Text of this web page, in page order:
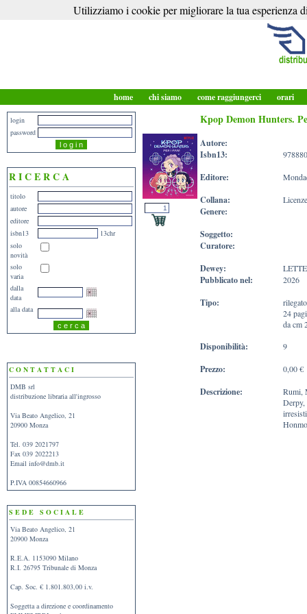
home chi siamo come raggiungerci orari
login
password
R I C E R C A
titolo
autore
editore
isbn13
13chr
solo
novità
solo
varia
dalla
data
alla data
C O N T A T T A C I
DMB srl
distribuzione libraria all'ingrosso
Via Beato Angelico, 21
20900 Monza
Tel. 039 2021797
Fax 039 2022213
Email info@dmb.it
P.IVA 00854660966
S E D E S O C I A L E
Via Beato Angelico, 21
20900 Monza
R.E.A. 1153090 Milano
R.I. 26795 Tribunale di Monza
Cap. Soc. € 1.801.803,00 i.v.
Soggetta a direzione e coordinamento
Kpop Demon Hunters.
Autore:
Isbn13:
Editore:
Collana: Licenze
Genere:
Soggetto:
Curatore:
Dewey:
Pubblicato nel: 2026
Tipo:
rilegato
24
da cm
Disponibilità: 9
Prezzo: 0,00 €
Descrizione:
Rumi,
Derpy,
Utilizziamo i cookie per migliorare la tua esperienza